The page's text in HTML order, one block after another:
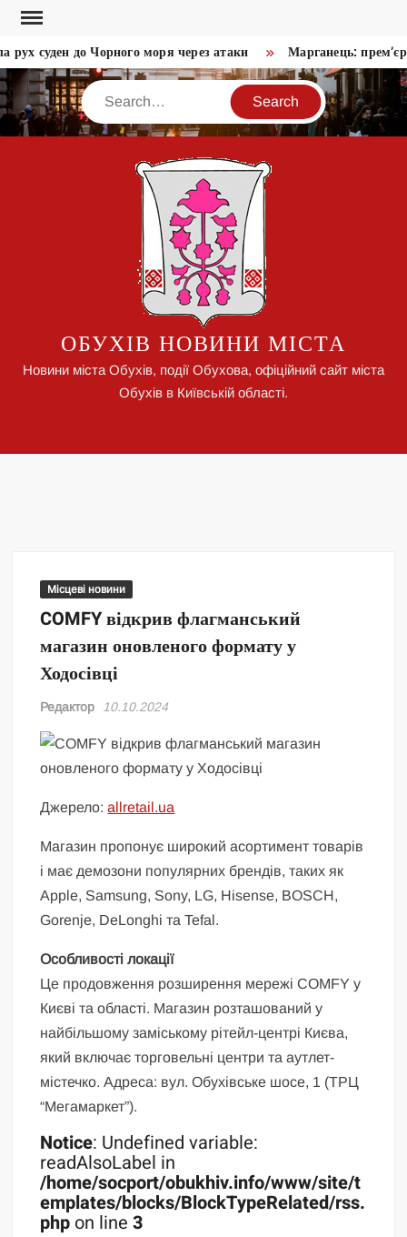
Skip
contentсуден до Чорного моря через атаки Марганець:
Search
ОБУХІВ НОВИНИ МІСТА
Новини міста Обухів, події Обухова, офіційний сайт міста
Обухів в Київській області.
Місцеві новини
COMFY відкрив флагманський
магазин оновленого формату у
Ходосівці
Редактор 10.10.2024
Джерело:allretail.ua
Магазин пропонує широкий асортимент товарів
і має демозони популярних брендів, таких як
Apple, Samsung, Sony, LG, Hisense, BOSCH,
Gorenje, DeLonghi та Tefal.
Особливості локації
Це продовження розширення мережі COMFY у
Києві та області. Магазин розташований у
найбільшому заміському рітейл-центрі Києва,
який включає торговельні центри та аутлет-
містечко. Адреса: вул. Обухівське шосе, 1 (ТРЦ
“Мегамаркет”).
Notice: Undefined variable:
readAlsoLabel in
/home/socport/obukhiv.info/www/site/t
emplates/blocks/BlockTypeRelated/rss.
php on line3